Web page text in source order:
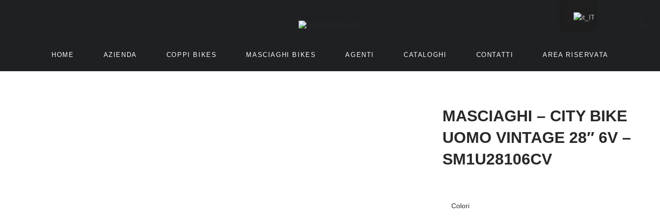
HOME AZIENDA COPPI BIKES MASCIAGHI BIKES AGENTI CATALOGHI CONTATTI AREA RISERVATA
MASCIAGHI – CITY BIKE
UOMO VINTAGE 28″ 6V –
SM1U28106CV
Colori